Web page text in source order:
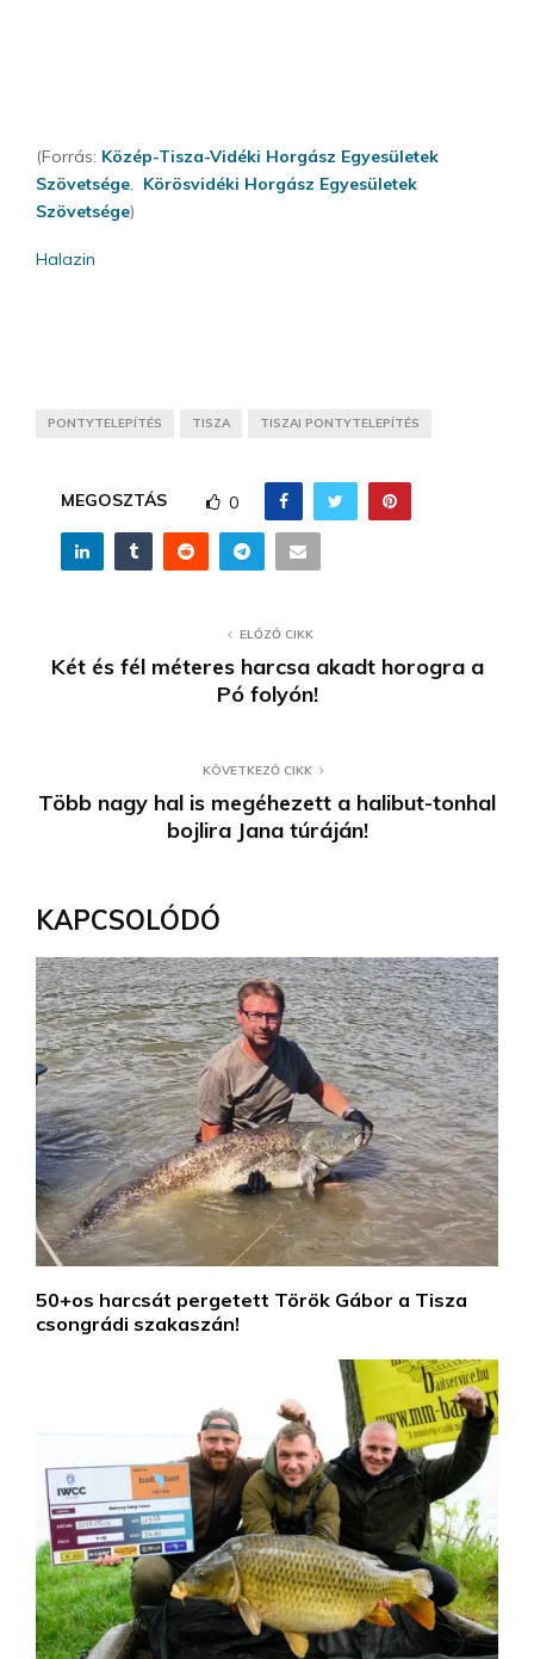
(Forrás: Közép-Tisza-Vidéki Horgász Egyesületek
Szövetsége, Körösvidéki Horgász Egyesületek
Szövetsége)
Halazin
PONTYTELEPÍTÉS TISZA TISZAI PONTYTELEPÍTÉS
MEGOSZTÁS 0
ELŐZŐ CIKK
Két és fél méteres harcsa akadt horogra a
Pó folyón!
KÖVETKEZŐ CIKK
Több nagy hal is megéhezett a halibut-tonhal
bojlira Jana túráján!
KAPCSOLÓDÓ
50+os harcsát pergetett Török Gábor a Tisza
csongrádi szakaszán!